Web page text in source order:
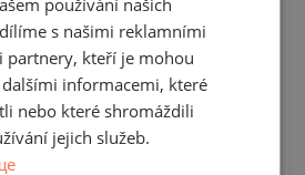
GERMAN
FRENCH
POLISH
s našimi reklamními
partnery, kteří je mohou
informacemi, které
nebo které shromáždili
jejich služeb.